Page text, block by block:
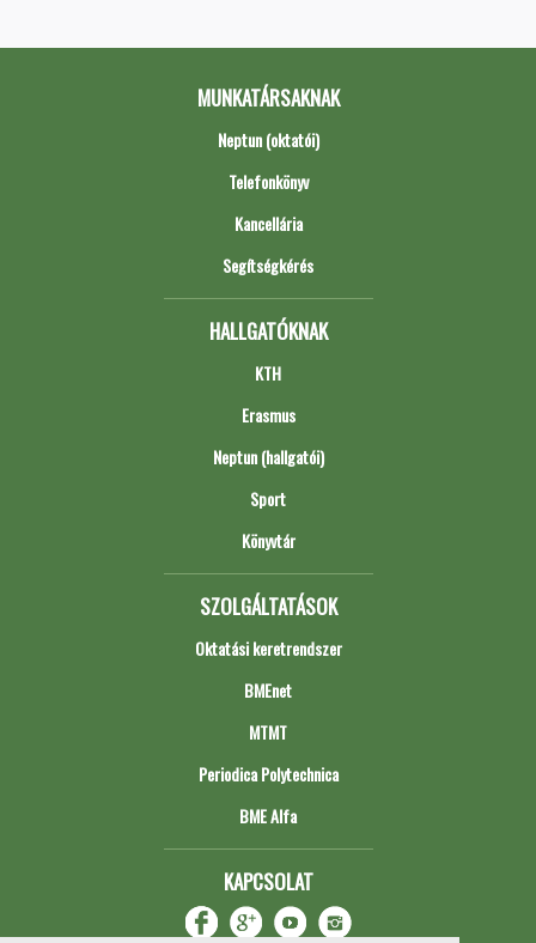
MUNKATÁRSAKNAK
Neptun (oktatói)
Telefonkönyv
Kancellária
Segítségkérés
HALLGATÓKNAK
KTH
Erasmus
Neptun (hallgatói)
Sport
Könyvtár
SZOLGÁLTATÁSOK
Oktatási keretrendszer
BMEnet
MTMT
Periodica Polytechnica
BME Alfa
KAPCSOLAT